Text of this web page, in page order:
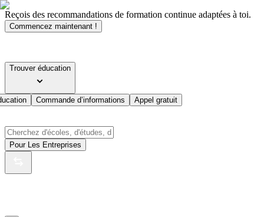
Reçois des recommandations de formation continue adaptées à toi.
Commencez maintenant !
Trouver éducation
Commande d’informations Appel gratuit
Pour Les Entreprises